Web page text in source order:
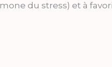
du stress) et à